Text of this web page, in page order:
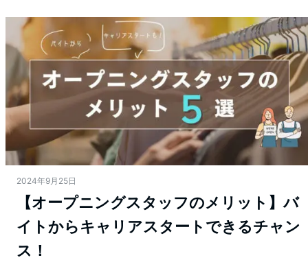
2024年9月25日
【オープニングスタッフのメリット】バ
イトからキャリアスタートできるチャン
ス！